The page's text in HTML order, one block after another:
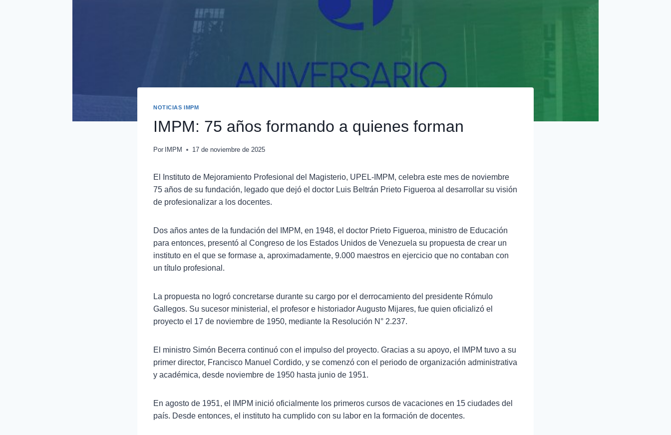
NOTICIAS IMPM
IMPM: 75 años formando a quienes forman
Por IMPM 17 de noviembre de 2025
El Instituto de Mejoramiento Profesional del Magisterio, UPEL-IMPM, celebra este mes de noviembre
75 años de su fundación, legado que dejó el doctor Luis Beltrán Prieto Figueroa al desarrollar su visión
de profesionalizar a los docentes.
Dos años antes de la fundación del IMPM, en 1948, el doctor Prieto Figueroa, ministro de Educación
para entonces, presentó al Congreso de los Estados Unidos de Venezuela su propuesta de crear un
instituto en el que se formase a, aproximadamente, 9.000 maestros en ejercicio que no contaban con
un título profesional.
La propuesta no logró concretarse durante su cargo por el derrocamiento del presidente Rómulo
Gallegos. Su sucesor ministerial, el profesor e historiador Augusto Mijares, fue quien oficializó el
proyecto el 17 de noviembre de 1950, mediante la Resolución N° 2.237.
El ministro Simón Becerra continuó con el impulso del proyecto. Gracias a su apoyo, el IMPM tuvo a su
primer director, Francisco Manuel Cordido, y se comenzó con el periodo de organización administrativa
y académica, desde noviembre de 1950 hasta junio de 1951.
En agosto de 1951, el IMPM inició oficialmente los primeros cursos de vacaciones en 15 ciudades del
país. Desde entonces, el instituto ha cumplido con su labor en la formación de docentes.